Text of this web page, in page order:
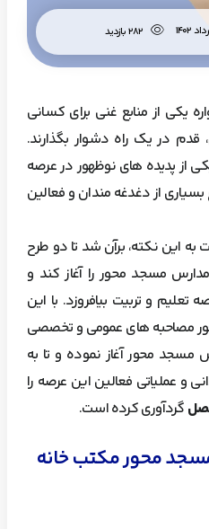
282 بازدید
یکی از منابع غنی برای کسانی
در یک راه دشوار بگذارند.
از پدیده های نوظهور در عرصه
از دغدغه مندان و فعالین
به این نکته، برآن شد تا دو طرح
مسجد محور را آغاز کند و
و تربیت بیافروزد. با این
مصاحبه های عمومی و تخصصی
مسجد محور آغاز نموده و تا به
و عملیاتی فعالین این عرصه را
گردآوری کرده است.
محور مکتب خانه